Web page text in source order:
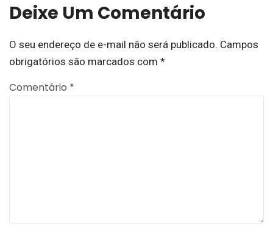
Deixe Um Comentário
O seu endereço de e-mail não será publicado. Campos
obrigatórios são marcados com *
Comentário *